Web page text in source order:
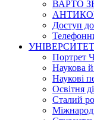
ВАРТО
Доступ до
УНІВЕРСИТЕТ
Портрет
Наукова й
Наукові
Освітня
Сталий